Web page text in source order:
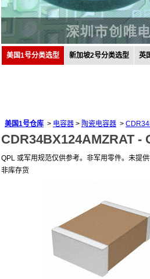
美国1号分类选型 新加坡2号分类选型 英
美国1号仓库 > 电容器 > 陶瓷电容器 >
CDR34BX124AMZRAT -
QPL 或军用规范仅供参考。非军用零件。未提
非库存货